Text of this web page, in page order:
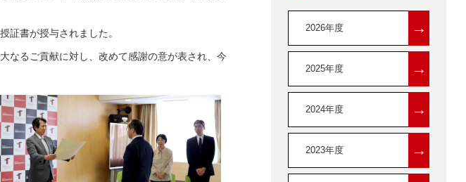
証書が授与されました。
なるご貢献に対し、改めて感謝の意が表され、今
2026年度 →
2025年度 →
2024年度 →
2023年度 →